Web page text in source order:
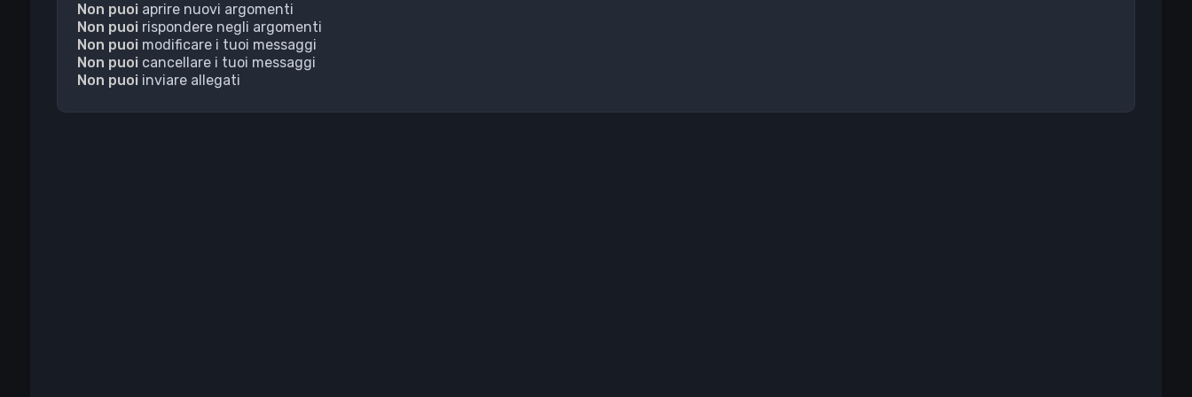
Non puoiaprire nuovi argomenti
Non puoirispondere negli argomenti
Non puoimodificare i tuoi messaggi
Non puoicancellare i tuoi messaggi
Non puoiinviare allegati